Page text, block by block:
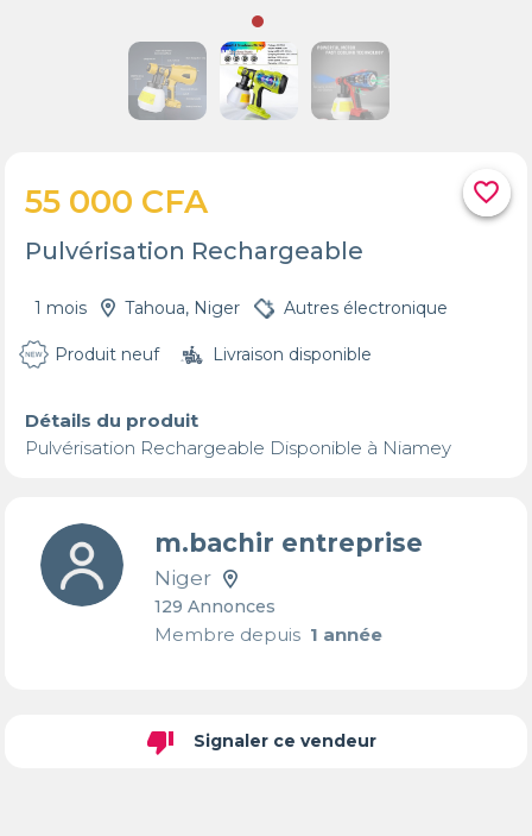
favorite_border
55 000 CFA
Pulvérisation Rechargeable
1 mois Tahoua, Niger Autres électronique
Produit neuf Livraison disponible
Détails du produit
Pulvérisation Rechargeable Disponible à Niamey
m.bachir entreprise
Niger
129 Annonces
Membre depuis1 année
thumb_down Signaler ce vendeur